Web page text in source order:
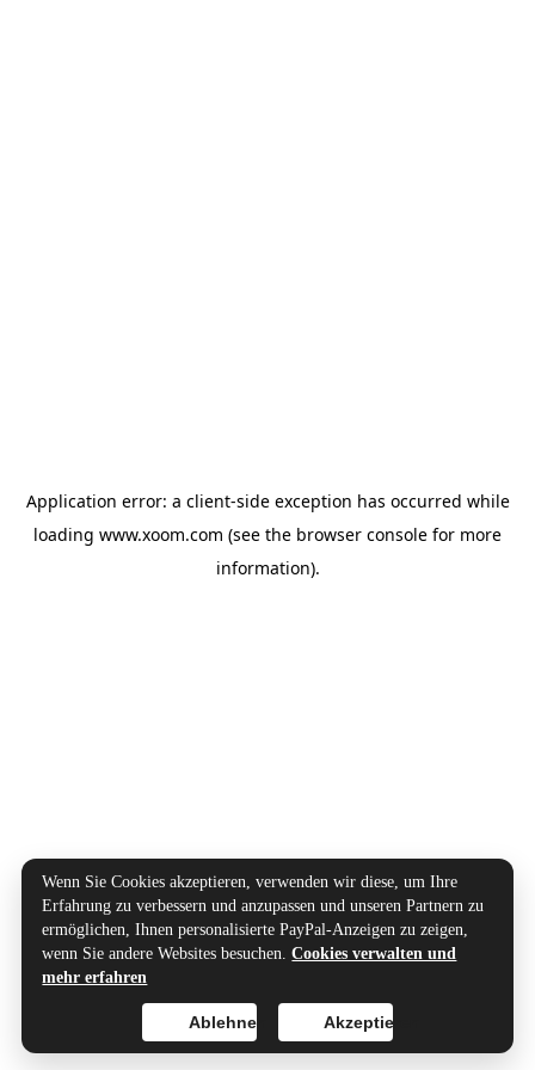
Application error: a client-side exception has occurred while
loading www.xoom.com (see the browser console for more
information).
Wenn Sie Cookies akzeptieren, verwenden wir diese, um Ihre
Erfahrung zu verbessern und anzupassen und unseren Partnern zu
ermöglichen, Ihnen personalisierte PayPal-Anzeigen zu zeigen,
wenn Sie andere Websites besuchen.Cookies verwalten und
mehr erfahren
Akzeptieren
Ablehnen